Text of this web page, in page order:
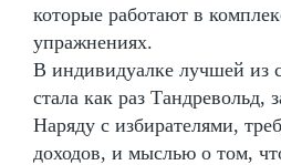
которые работают в
упражнениях.
В индивидуалке лучшей из
стала как раз Тандревольд,
Наряду с избирателями,
доходов, и мыслью о том,